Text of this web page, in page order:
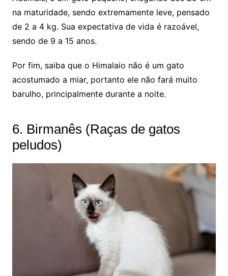
na maturidade, sendo extremamente leve, pensado
de 2 a 4 kg. Sua expectativa de vida é razoável,
sendo de 9 a 15 anos.
Por fim, saiba que o Himalaio não é um gato
acostumado a miar, portanto ele não fará muito
barulho, principalmente durante a noite.
6. Birmanês (Raças de gatos
peludos)